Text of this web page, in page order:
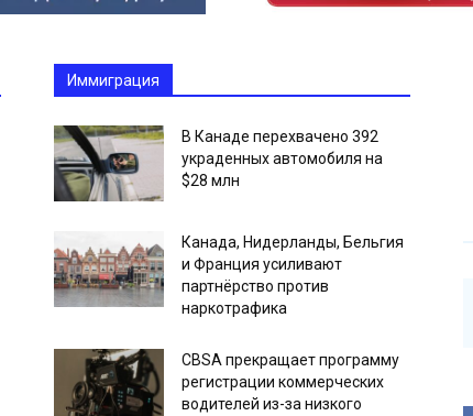
Иммиграция
В Канаде перехвачено 392
украденных автомобиля на
$28 млн
Канада, Нидерланды, Бельгия
и Франция усиливают
партнёрство против
наркотрафика
CBSA прекращает программу
регистрации коммерческих
водителей из-за низкого